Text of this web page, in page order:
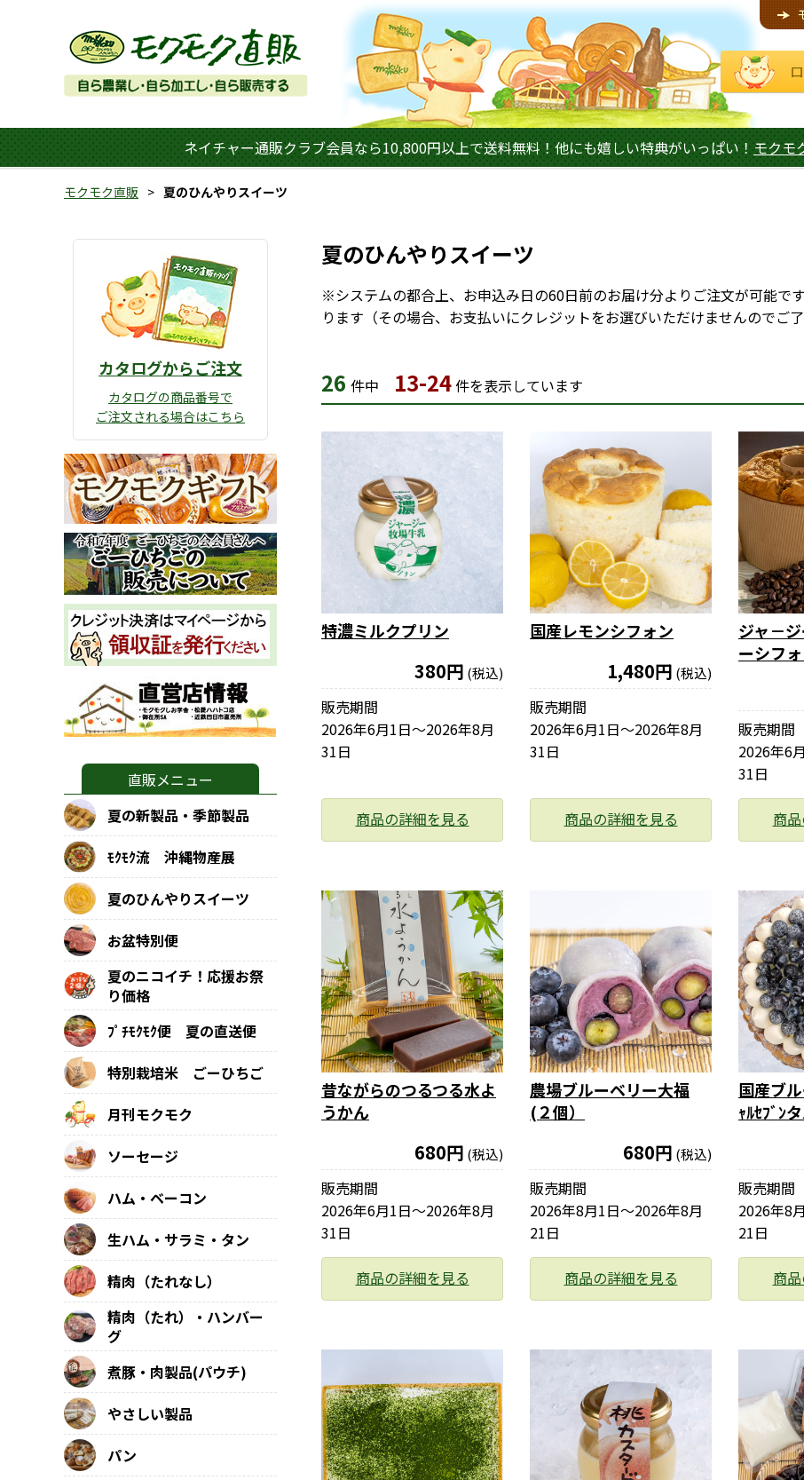
ネイチャー通販クラブ会員なら10,800円以上で送料無料！他にも嬉しい特典がいっぱい！ モクモ
モクモク直販 夏のひんやりスイーツ
夏のひんやりスイーツ
※システムの都合上、お申込み日の60日前のお届け分よりご注文が可能で
ります（その場合、お支払いにクレジットをお選びいただけませんのでご了
26 件中 13-24件を表示しています
特濃ミルクプリン
380円 (税込)
販売期間
2026年6月1日〜2026年8月
31日
商品の詳細を見る
国産レモンシフォン
1,480円 (税込)
販売期間
2026年6月1日〜2026年8月
31日
商品の詳細を見る
ジャ－
ーシフ
販売期間
2026年6
31日
商
昔ながらのつるつる水よ
うかん
680円 (税込)
販売期間
2026年6月1日〜2026年8月
31日
商品の詳細を見る
農場ブルーベリー大福
(２個）
680円 (税込)
販売期間
2026年8月1日〜2026年8月
21日
商品の詳細を見る
国産ブ
ｬﾙｾﾌﾞﾝ
販売期間
2026年8
21日
商
カタログからご注文
カタログの商品番号で
ご注文される場合はこちら
直販メニュー
夏の新製品・季節製品
ﾓｸﾓｸ流 沖縄物産展
夏のひんやりスイーツ
お盆特別便
夏のニコイチ！応援お祭
り価格
ﾌﾟﾁﾓｸﾓｸ便 夏の直送便
特別栽培米 ごーひちご
月刊モクモク
ソーセージ
ハム・ベーコン
生ハム・サラミ・タン
精肉（たれなし）
精肉（たれ）・ハンバー
グ
煮豚・肉製品(パウチ)
やさしい製品
パン